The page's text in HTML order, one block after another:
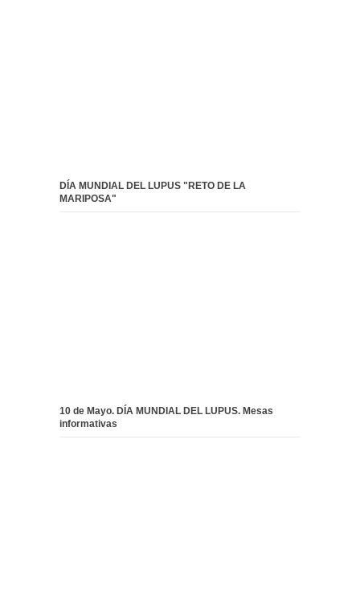
DÍA MUNDIAL DEL LUPUS "RETO DE LA
MARIPOSA"
10 de Mayo. DÍA MUNDIAL DEL LUPUS. Mesas
informativas